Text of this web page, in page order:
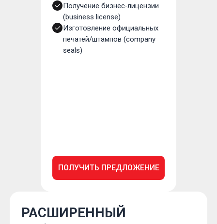
Получение бизнес‑лицензии
(business license)
Изготовление официальных
печатей/штампов (company
seals)
ПОЛУЧИТЬ ПРЕДЛОЖЕНИЕ
РАСШИРЕННЫЙ